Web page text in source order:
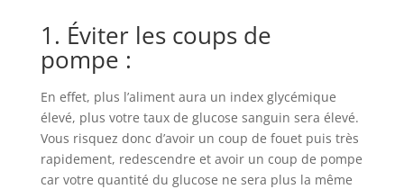
1. Éviter les coups de
pompe :
En effet, plus l’aliment aura un index glycémique
élevé, plus votre taux de glucose sanguin sera élevé.
Vous risquez donc d’avoir un coup de fouet puis très
rapidement, redescendre et avoir un coup de pompe
car votre quantité du glucose ne sera plus la même